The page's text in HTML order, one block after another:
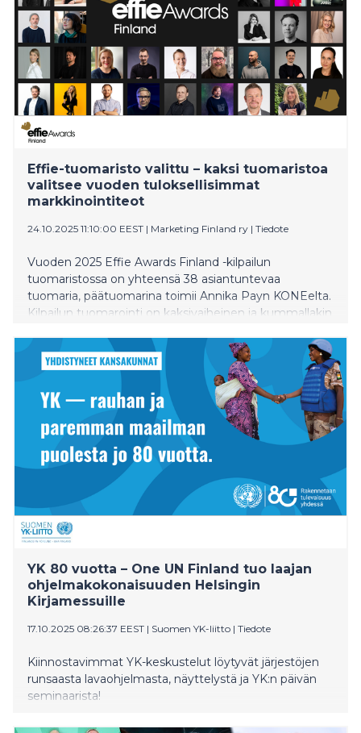
Effie-tuomaristo valittu – kaksi tuomaristoa
valitsee vuoden tuloksellisimmat
markkinointiteot
24.10.2025 11:10:00 EEST | Marketing Finland ry | Tiedote
Vuoden 2025 Effie Awards Finland -kilpailun
tuomaristossa on yhteensä 38 asiantuntevaa
tuomaria, päätuomarina toimii Annika Payn KONEelta.
Kilpailun tuomarointi on kaksivaiheinen ja kummallakin
arvioinnilla varmistetaan kilpailun korkea laatu.
YK 80 vuotta – One UN Finland tuo laajan
ohjelmakokonaisuuden Helsingin
Kirjamessuille
17.10.2025 08:26:37 EEST | Suomen YK-liitto | Tiedote
Kiinnostavimmat YK-keskustelut löytyvät järjestöjen
runsaasta lavaohjelmasta, näyttelystä ja YK:n päivän
seminaarista!